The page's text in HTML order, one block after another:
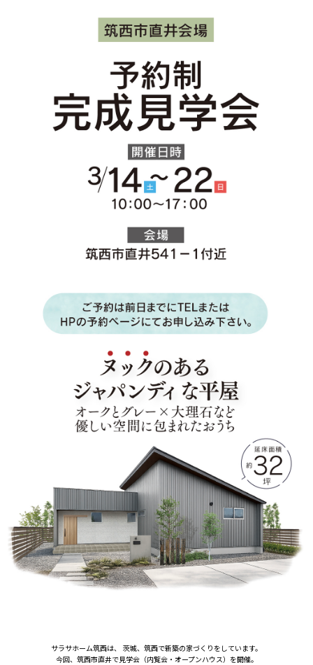
サラサホーム筑西は、 茨城、筑西で新築の家づくりをしています。
今回、筑西市直井で見学会（内覧会・オープンハウス）を開催。